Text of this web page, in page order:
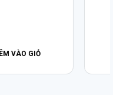
THÊM VÀO GIỎ